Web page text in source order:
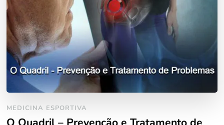
MEDICINA ESPORTIVA